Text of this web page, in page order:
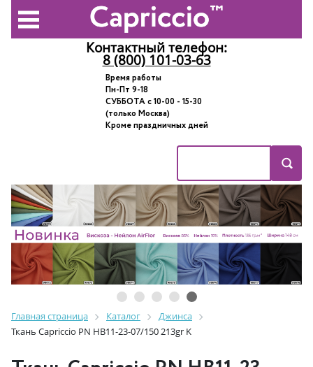
Контактный телефон:
8 (800) 101-03-63
Время работы
Пн-Пт 9-18
СУББОТА с 10-00 - 15-30
(только Москва)
Кроме праздничных дней
Главная страница Каталог
Джинса
Ткань Capriccio PN HB11-23-07/150 213gr K